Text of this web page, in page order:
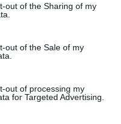
out of the Sharing of my
out of the Sale of my
out of processing my
for Targeted Advertising.